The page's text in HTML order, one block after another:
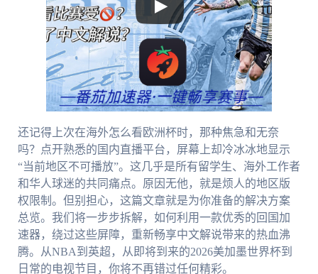
还记得上次在海外怎么看欧洲杯时，那种焦急和无奈
吗？点开熟悉的国内直播平台，屏幕上却冷冰冰地显示
“当前地区不可播放”。这几乎是所有留学生、海外工作者
和华人球迷的共同痛点。原因无他，就是烦人的地区版
权限制。但别担心，这篇文章就是为你准备的解决方案
总览。我们将一步步拆解，如何利用一款优秀的回国加
速器，绕过这些屏障，重新畅享中文解说带来的热血沸
腾。从NBA到英超，从即将到来的2026美加墨世界杯到
日常的电视节目，你将不再错过任何精彩。